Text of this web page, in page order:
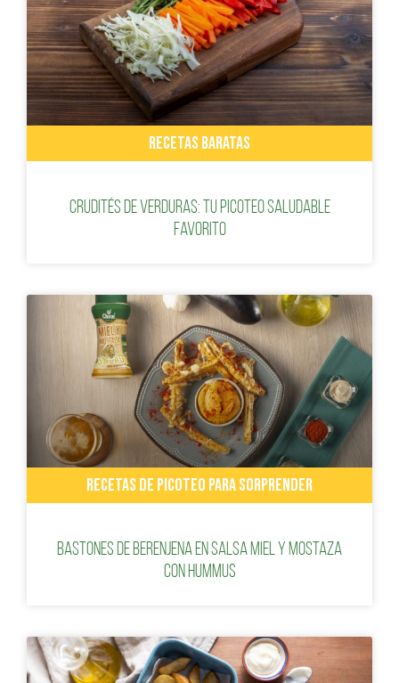
RECETAS BARATAS
Crudités de verduras: tu picoteo saludable
favorito
RECETAS DE PICOTEO PARA SORPRENDER
Bastones de berenjena en salsa Miel y Mostaza
con hummus